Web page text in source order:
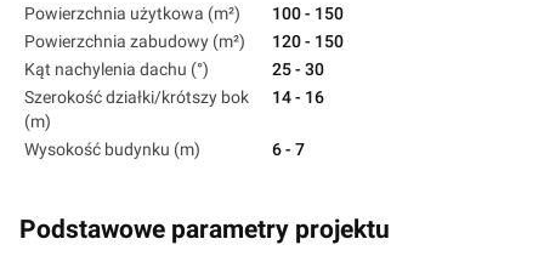
Powierzchnia użytkowa (m²)
100 - 150
Powierzchnia zabudowy (m²)
120 - 150
Kąt nachylenia dachu (°)
25 - 30
Szerokość działki/krótszy bok
(m)
14 - 16
Wysokość budynku (m) 6 - 7
Podstawowe parametry projektu